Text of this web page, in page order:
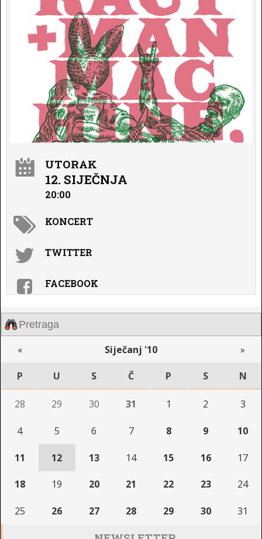
UTORAK
12. SIJEČNJA
20:00
KONCERT
TWITTER
FACEBOOK
« Siječanj '10 »
P U S Č P S N
28 29 30 31 1 2 3
4 5 6 7 8 9 10
11 12 13 14 15 16 17
18 19 20 21 22 23 24
25 26 27 28 29 30 31